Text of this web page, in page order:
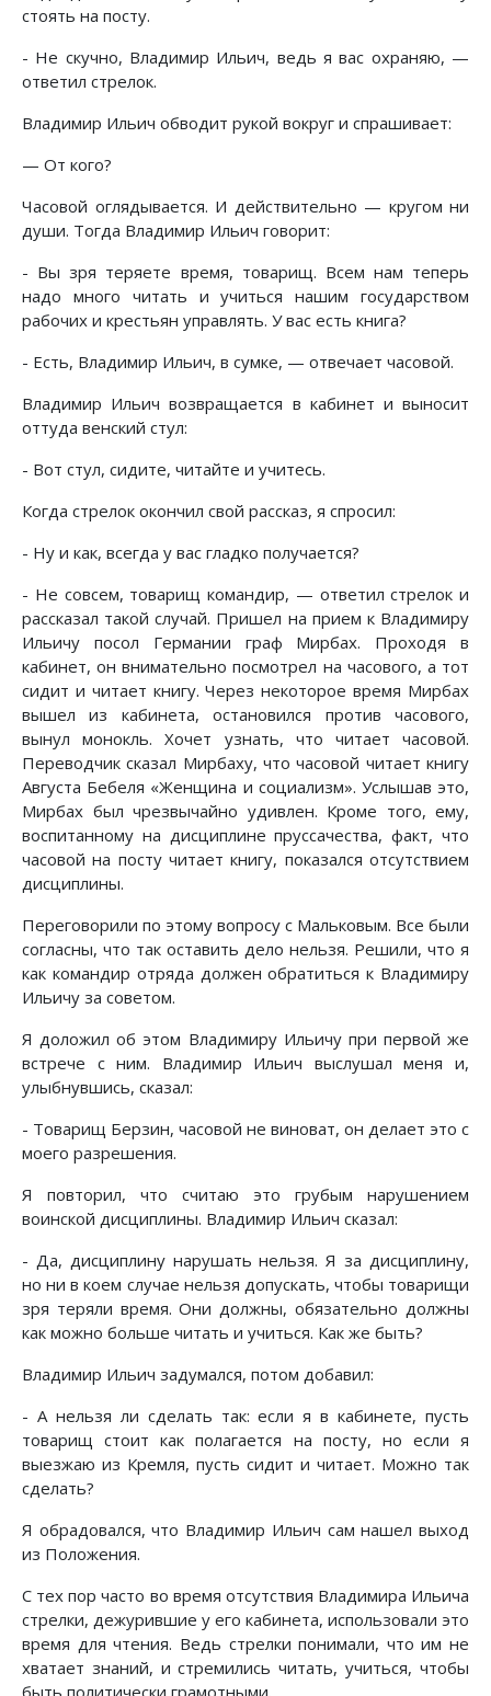
стоять на посту.
- Не скучно, Владимир Ильич, ведь я вас охраняю, —
ответил стрелок.
Владимир Ильич обводит рукой вокруг и спрашивает:
— От кого?
Часовой оглядывается. И действительно — кругом ни
души. Тогда Владимир Ильич говорит:
- Вы зря теряете время, товарищ. Всем нам теперь
надо много читать и учиться нашим государством
рабочих и крестьян управлять. У вас есть книга?
- Есть, Владимир Ильич, в сумке, — отвечает часовой.
Владимир Ильич возвращается в кабинет и выносит
оттуда венский стул:
- Вот стул, сидите, читайте и учитесь.
Когда стрелок окончил свой рассказ, я спросил:
- Ну и как, всегда у вас гладко получается?
- Не совсем, товарищ командир, — ответил стрелок и
рассказал такой случай. Пришел на прием к Владимиру
Ильичу посол Германии граф Мирбах. Проходя в
кабинет, он внимательно посмотрел на часового, а тот
сидит и читает книгу. Через некоторое время Мирбах
вышел из кабинета, остановился против часового,
вынул монокль. Хочет узнать, что читает часовой.
Переводчик сказал Мирбаху, что часовой читает книгу
Августа Бебеля «Женщина и социализм». Услышав это,
Мирбах был чрезвычайно удивлен. Кроме того, ему,
воспитанному на дисциплине пруссачества, факт, что
часовой на посту читает книгу, показался отсутствием
дисциплины.
Переговорили по этому вопросу с Мальковым. Все были
согласны, что так оставить дело нельзя. Решили, что я
как командир отряда должен обратиться к Владимиру
Ильичу за советом.
Я доложил об этом Владимиру Ильичу при первой же
встрече с ним. Владимир Ильич выслушал меня и,
улыбнувшись, сказал:
- Товарищ Берзин, часовой не виноват, он делает это с
моего разрешения.
Я повторил, что считаю это грубым нарушением
воинской дисциплины. Владимир Ильич сказал:
- Да, дисциплину нарушать нельзя. Я за дисциплину,
но ни в коем случае нельзя допускать, чтобы товарищи
зря теряли время. Они должны, обязательно должны
как можно больше читать и учиться. Как же быть?
Владимир Ильич задумался, потом добавил:
- А нельзя ли сделать так: если я в кабинете, пусть
товарищ стоит как полагается на посту, но если я
выезжаю из Кремля, пусть сидит и читает. Можно так
сделать?
Я обрадовался, что Владимир Ильич сам нашел выход
из Положения.
С тех пор часто во время отсутствия Владимира Ильича
стрелки, дежурившие у его кабинета, использовали это
время для чтения. Ведь стрелки понимали, что им не
хватает знаний, и стремились читать, учиться, чтобы
быть политически грамотными.